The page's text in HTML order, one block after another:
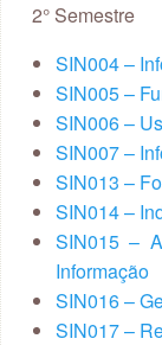
2° Semestre
SIN004 –
SIN005 –
SIN006 –
SIN007 –
SIN013 –
SIN014 –
SIN015 –
Informação
SIN016 –
SIN017 –